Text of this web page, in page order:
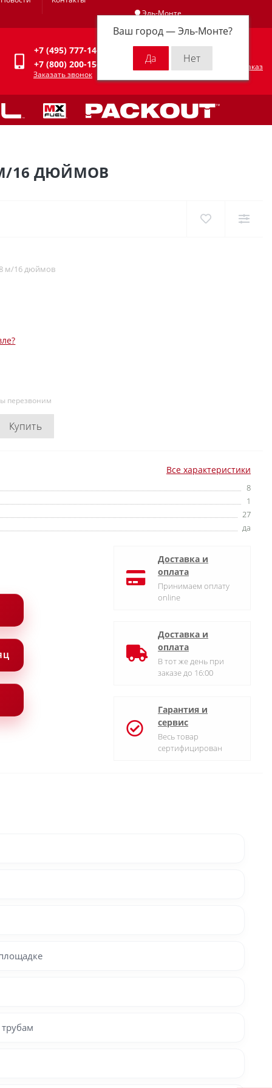
Эль-Монте
Ваш город —Эль-Монте?
Личный кабинет
+7 (495) 777-14-94
+7 (800) 200-15-94
Заказать звонок
Оформить заказ
М/16 ДЮЙМОВ
м/16 дюймов
перезвоним
Купить
Все характеристики
8
1
27
да
Доставка и
оплата
Принимаем оплату
online
Доставка и
оплата
В тот же день при
заказе до 16:00
Гарантия и
сервис
Весь товар
сертифицирован